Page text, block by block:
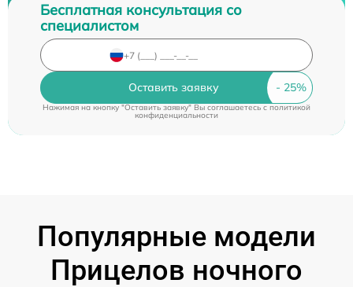
Бесплатная консультация со
специалистом
Оставить заявку
Нажимая на кнопку "Оставить заявку" Вы соглашаетесь c политикой
конфиденциальности
Популярные модели
Прицелов ночного